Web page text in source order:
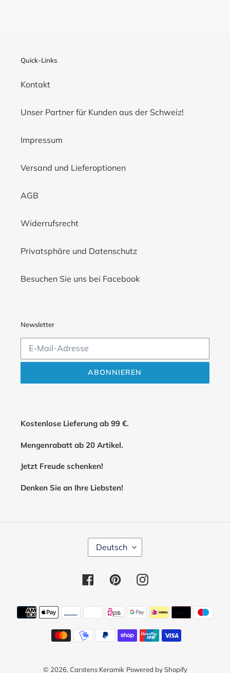
Quick-Links
Kontakt
Unser Partner für Kunden aus der Schweiz!
Impressum
Versand und Lieferoptionen
AGB
Widerrufsrecht
Privatsphäre und Datenschutz
Besuchen Sie uns bei Facebook
Newsletter
ABONNIEREN
Kostenlose Lieferung ab 99 €.
Mengenrabatt ab 20 Artikel.
Jetzt Freude schenken!
Denken Sie an Ihre Liebsten!
S
R
C
H
Deutsch
FacebookPinterestInstagram
Zahlungsmethoden
© 2026,Carstens Keramik Powered by Shopify